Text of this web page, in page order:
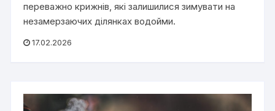
переважно крижнів, які залишилися зимувати на
незамерзаючих ділянках водойми.
17.02.2026